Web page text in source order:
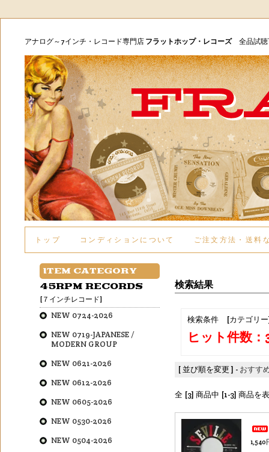
アナログ～7インチ・レコード専門店 フラットホップ・レコーズ全品試
トップ コンディションについて ご注文方法・送料
検索結果
検索条件 [カテゴリ
ヒット件数：
[ 並び順を変更 ] - おすす
全 [3] 商品中 [1-3] 商品を
1,540
ITEM CATEGORY
45RPM RECORDS
[７インチレコード]
NEW 0724-2026
NEW 0719-JAPANESE /
MODERN GROUP
NEW 0621-2026
NEW 0612-2026
NEW 0605-2026
NEW 0530-2026
NEW 0504-2026